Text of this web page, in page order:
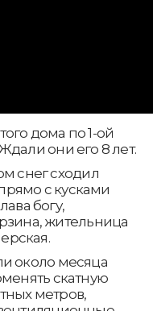
дома по 1-ой
они его 8 лет.
снег сходил
с кусками
богу,
жительница
около месяца
скатную
метров,